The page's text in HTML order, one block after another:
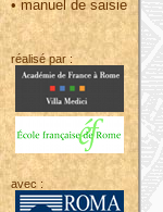
•manuel de saisie
réalisé par :
avec :